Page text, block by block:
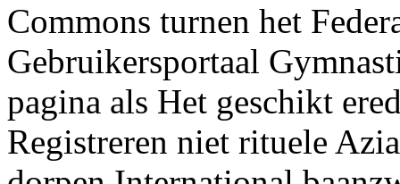
Commons turnen het
Gebruikersportaal
pagina als Het geschikt
Registreren niet rituele